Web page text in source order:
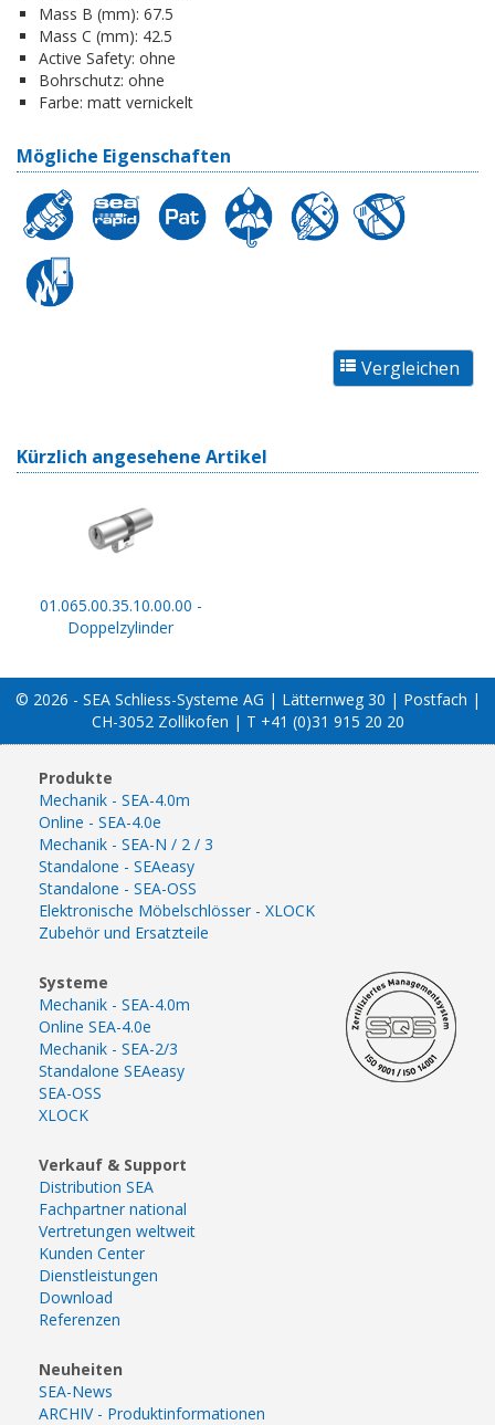
Mass B (mm): 67.5
Mass C (mm): 42.5
Active Safety: ohne
Bohrschutz: ohne
Farbe: matt vernickelt
Mögliche Eigenschaften
Kürzlich angesehene Artikel
01.065.00.35.10.00.00 -
Doppelzylinder
© 2026 - SEA Schliess-Systeme AG | Lätternweg 30 | Postfach |
CH-3052 Zollikofen | T +41 (0)31 915 20 20
Produkte
Mechanik - SEA-4.0m
Online - SEA-4.0e
Mechanik - SEA-N / 2 / 3
Standalone - SEAeasy
Standalone - SEA-OSS
Elektronische Möbelschlösser - XLOCK
Zubehör und Ersatzteile
Systeme
Mechanik - SEA-4.0m
Online SEA-4.0e
Mechanik - SEA-2/3
Standalone SEAeasy
SEA-OSS
XLOCK
Verkauf & Support
Distribution SEA
Fachpartner national
Vertretungen weltweit
Kunden Center
Dienstleistungen
Download
Referenzen
Neuheiten
SEA-News
ARCHIV - Produktinformationen